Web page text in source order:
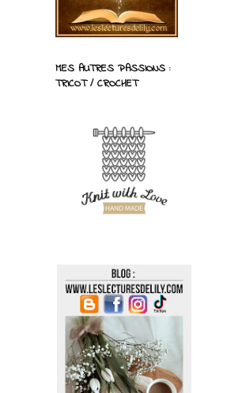
MES AUTRES PASSIONS :
TRICOT / CROCHET